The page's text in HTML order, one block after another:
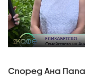
Според Ана